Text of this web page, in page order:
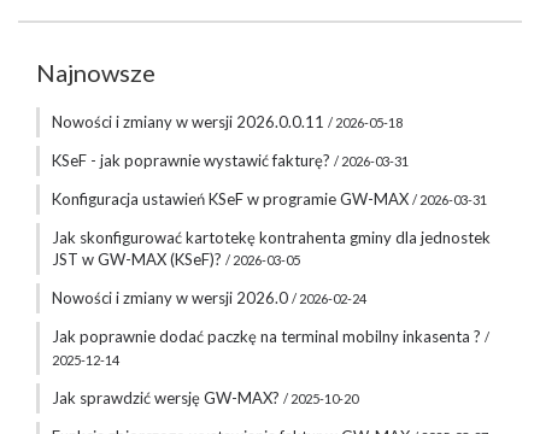
Najnowsze
Nowości i zmiany w wersji 2026.0.0.11 / 2026-05-18
KSeF - jak poprawnie wystawić fakturę? / 2026-03-31
Konfiguracja ustawień KSeF w programie GW-MAX / 2026-03-31
Jak skonfigurować kartotekę kontrahenta gminy dla jednostek
JST w GW-MAX (KSeF)? / 2026-03-05
Nowości i zmiany w wersji 2026.0 / 2026-02-24
Jak poprawnie dodać paczkę na terminal mobilny inkasenta ? /
2025-12-14
Jak sprawdzić wersję GW-MAX? / 2025-10-20